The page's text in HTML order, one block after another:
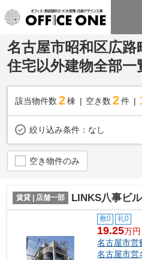
名古屋市昭和区広路
住宅以外建物全部一
該当物件数 2棟 空き数 2 件
絞り込み条件： なし
空き物件のみ
賃貸 | 店舗一部 LINKS八事ビル（旧：サン八事
敷0 礼0
19.25万円
名古屋市営
名古屋市営